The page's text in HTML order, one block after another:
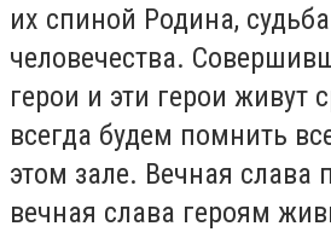
их спиной Родина,
человечества.
герои и эти герои живут
всегда будем помнить
этом зале. Вечная слава
вечная слава героям